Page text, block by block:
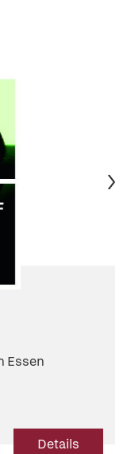
Essen
Details